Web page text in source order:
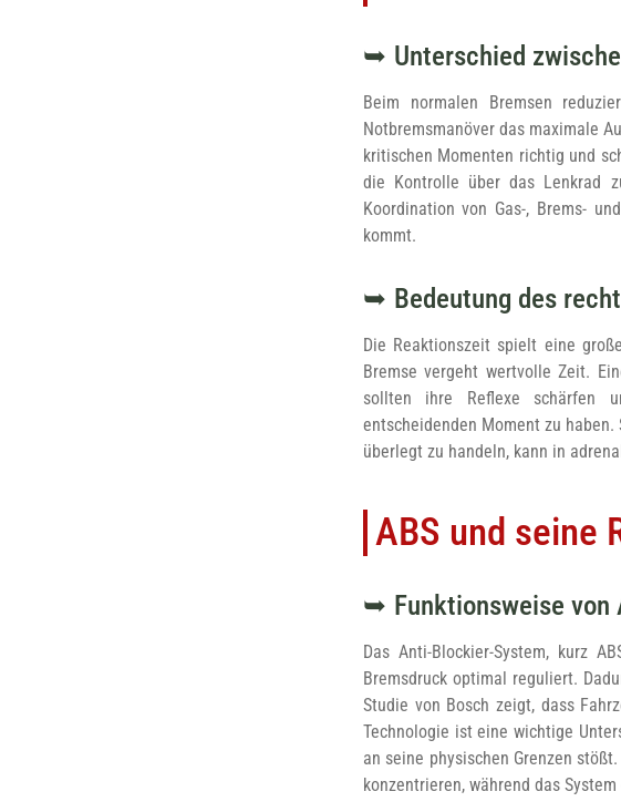
Unterschied
Beim normalen Bremsen
Notbremsmanöver das maximale
kritischen Momenten richtig und
die Kontrolle über das Lenkrad
Koordination von Gas-, Brems-
kommt.
Bedeutung des
Die Reaktionszeit spielt eine
Bremse vergeht wertvolle Zeit.
sollten ihre Reflexe schärfen
entscheidenden Moment zu
überlegt zu handeln, kann in
ABS und seine
Funktionsweise
Das Anti-Blockier-System, kurz
Bremsdruck optimal reguliert.
Studie von Bosch zeigt, dass
Technologie ist eine wichtige
an seine physischen Grenzen
konzentrieren, während das